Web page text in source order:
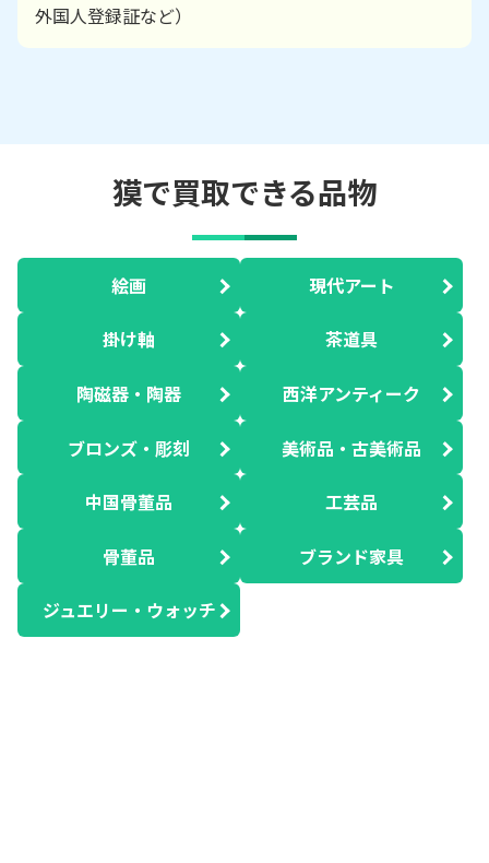
外国人登録証など）
獏で買取できる品物
絵画 現代アート
掛け軸 茶道具
陶磁器・陶器 西洋アンティーク
ブロンズ・彫刻 美術品・古美術品
中国骨董品 工芸品
骨董品 ブランド家具
ジュエリー・ウォッチ